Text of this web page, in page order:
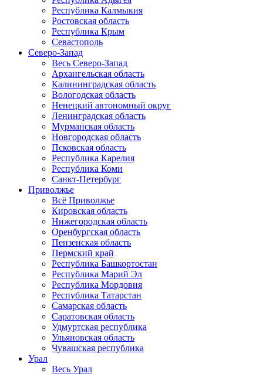
Республика Калмыкия
Ростовская область
Республика Крым
Севастополь
Северо-Запад
Весь Северо-Запад
Архангельская область
Калининградская область
Вологодская область
Ненецкий автономный округ
Ленинградская область
Мурманская область
Новгородская область
Псковская область
Республика Карелия
Республика Коми
Санкт-Петербург
Приволжье
Всё Приволжье
Кировская область
Нижегородская область
Оренбургская область
Пензенская область
Пермский край
Республика Башкортостан
Республика Марий Эл
Республика Мордовия
Республика Татарстан
Самарская область
Саратовская область
Удмуртская республика
Ульяновская область
Чувашская республика
Урал
Весь Урал